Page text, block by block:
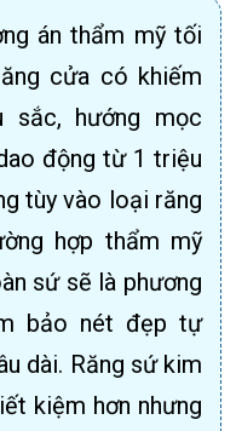
án thẩm mỹ tối
cửa có khiếm
sắc, hướng mọc
động từ 1 triệu
tùy vào loại răng
hợp thẩm mỹ
sứ sẽ là phương
bảo nét đẹp tự
dài. Răng sứ kim
kiệm hơn nhưng